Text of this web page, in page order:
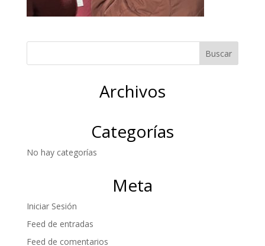
Archivos
Categorías
No hay categorías
Meta
Iniciar Sesión
Feed de entradas
Feed de comentarios